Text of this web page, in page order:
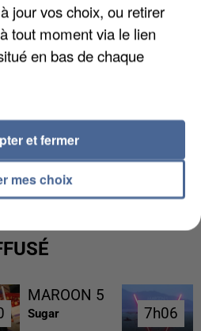
SUPPOSÉS DE LA DZ
ALGÉRIE
MAROON 5
Sugar 7h06
7h06
jour vos choix, ou retirer
tout moment via le lien
en bas de chaque
mes choix
et fermer